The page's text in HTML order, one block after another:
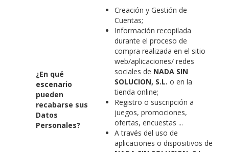
¿En qué
escenario
pueden
recabarse sus
Datos
Personales?
Creación y Gestión de
Cuentas;
Información recopilada
durante el proceso de
compra realizada en el sitio
web/aplicaciones/ redes
sociales de NADA SIN
SOLUCION, S.L. o en la
tienda online;
Registro o suscripción a
juegos, promociones,
ofertas, encuestas ...
A través del uso de
aplicaciones o dispositivos de